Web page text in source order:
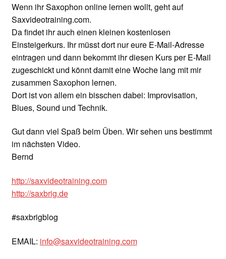
Wenn ihr Saxophon online lernen wollt, geht auf
Saxvideotraining.com.
Da findet ihr auch einen kleinen kostenlosen
Einsteigerkurs. Ihr müsst dort nur eure E-Mail-Adresse
eintragen und dann bekommt ihr diesen Kurs per E-Mail
zugeschickt und könnt damit eine Woche lang mit mir
zusammen Saxophon lernen.
Dort ist von allem ein bisschen dabei: Improvisation,
Blues, Sound und Technik.
Gut dann viel Spaß beim Üben. Wir sehen uns bestimmt
im nächsten Video.
Bernd
http://saxvideotraining.com
http://saxbrig.de
#saxbrigblog
EMAIL: info@saxvideotraining.com